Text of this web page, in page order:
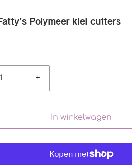
Polymeer klei cutters
+
In winkelwagen